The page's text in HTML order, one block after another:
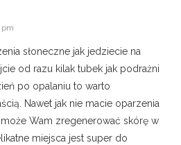
pm
słoneczne jak jedziecie na
od razu kilak tubek jak podrażni
po opalaniu to warto
Nawet jak nie macie oparzenia
Wam zregenerować skórę w
miejsca jest super do